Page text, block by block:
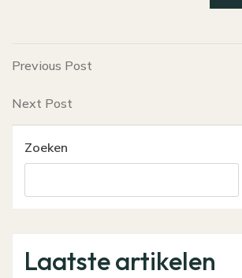
Bericht
navigatie
Previous
Previous Post
Next
Next Post
Zoeken
Laatste artikelen